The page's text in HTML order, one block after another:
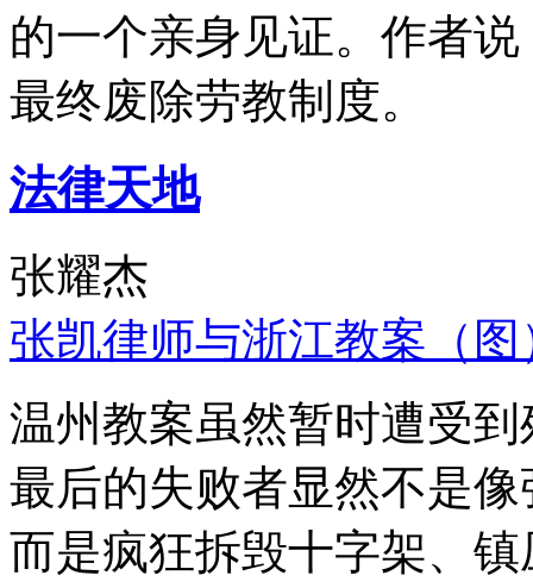
的一个亲身见证。作者
最终废除劳教制度。
法律天地
张耀杰
张凯律师与浙江教案（图
温州教案虽然暂时遭受
最后的失败者显然不是
而是疯狂拆毁十字架、